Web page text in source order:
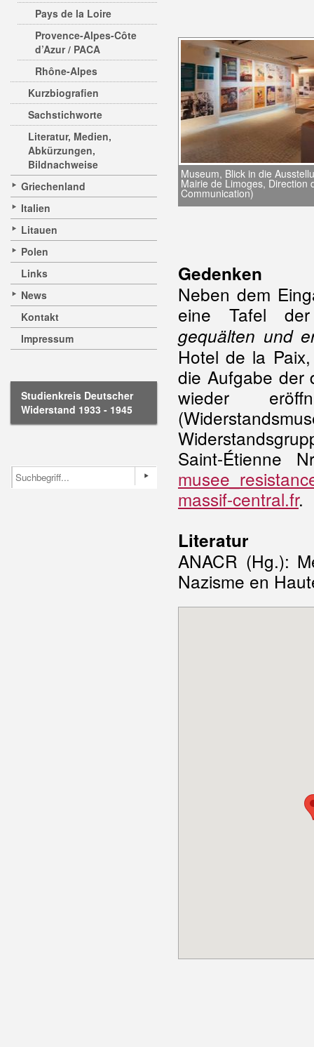
Pays de la Loire
Provence-Alpes-Côte
d’Azur / PACA
Rhône-Alpes
Kurzbiografien
Sachstichworte
Literatur, Medien,
Abkürzungen,
Bildnachweise
Griechenland
Italien
Litauen
Polen
Links
News
Kontakt
Impressum
Studienkreis Deutscher
Widerstand 1933 - 1945
Museum, Blick in die
Mairie de Limoges, Direction
Communication)
Gedenken
Neben dem
eine Tafel
gequälten und
Hotel de la
die Aufgabe der
wieder
Saint-Étienne
massif-central.fr.
Literatur
ANACR (Hg.):
Nazisme en